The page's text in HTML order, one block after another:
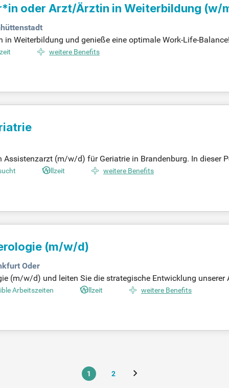
oder Arzt/Ärztin in Weiterbildung (w/
Weiterbildung und genieße eine optimale Work-Life-
geregelten Arbeitszeiten. Erlebe den Vorteil von 30 Tagen
gesamten Lausitz, insbesondere in Cottbus,
weitere Benefits
(m/w/d) für Geriatrie in Brandenburg. In dieser
sowie ein familienfreundliches
Stelle bietet abwechslungsreiche Aufgaben – von der
Vollzeit weitere Benefits
(m/w/d)
Oder
(m/w/d) und leiten Sie die strategische Entwicklung unserer
und die Verbesserung diagnostischer
die auf Ihrer Qualifikation basieren. Gestalten Sie Ihre
Arbeitszeiten Vollzeit weitere Benefits
1 2